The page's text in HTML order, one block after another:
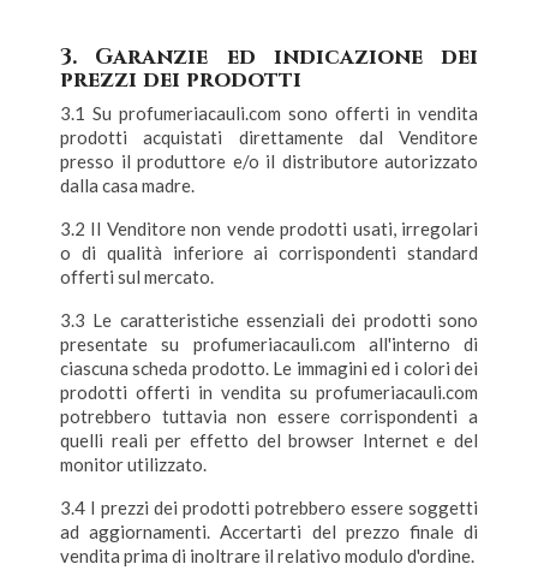
3. Garanzie ed indicazione dei
prezzi dei prodotti
3.1 Su profumeriacauli.com sono offerti in vendita
prodotti acquistati direttamente dal Venditore
presso il produttore e/o il distributore autorizzato
dalla casa madre.
3.2 Il Venditore non vende prodotti usati, irregolari
o di qualità inferiore ai corrispondenti standard
offerti sul mercato.
3.3 Le caratteristiche essenziali dei prodotti sono
presentate su profumeriacauli.com all'interno di
ciascuna scheda prodotto. Le immagini ed i colori dei
prodotti offerti in vendita su profumeriacauli.com
potrebbero tuttavia non essere corrispondenti a
quelli reali per effetto del browser Internet e del
monitor utilizzato.
3.4 I prezzi dei prodotti potrebbero essere soggetti
ad aggiornamenti. Accertarti del prezzo finale di
vendita prima di inoltrare il relativo modulo d'ordine.